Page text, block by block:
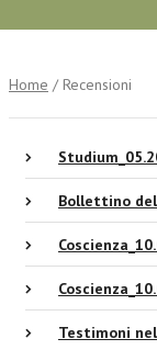
Home / Recensioni
Bollettino del
Testimoni